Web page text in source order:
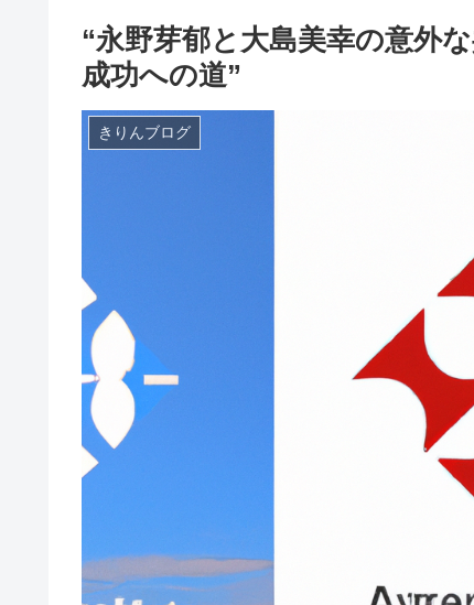
“永野芽郁と大島美幸の意外
成功への道”
きりんブログ